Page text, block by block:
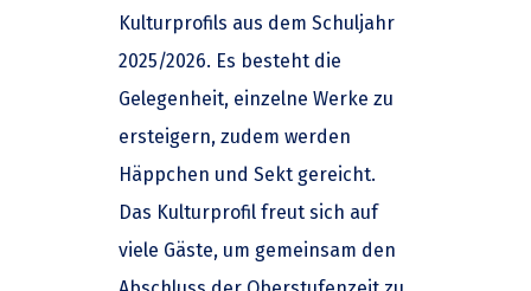
Kulturprofils aus dem Schuljahr
2025/2026. Es besteht die
Gelegenheit, einzelne Werke zu
ersteigern, zudem werden
Häppchen und Sekt gereicht.
Das Kulturprofil freut sich auf
viele Gäste, um gemeinsam den